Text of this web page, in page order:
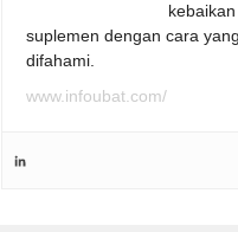
suplemen dengan cara
difahami.
www.infoubat.com/